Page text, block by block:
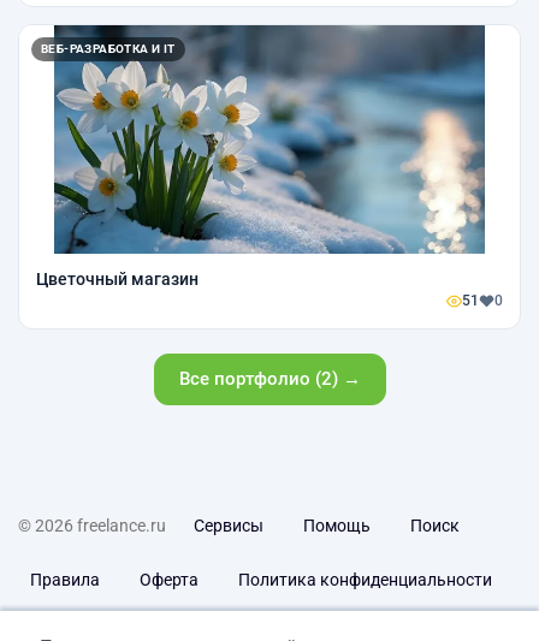
ВЕБ-РАЗРАБОТКА И IT
Цветочный магазин
51 0
Все портфолио (2) →
© 2026 freelance.ru Сервисы Помощь Поиск
Правила Оферта Политика конфиденциальности